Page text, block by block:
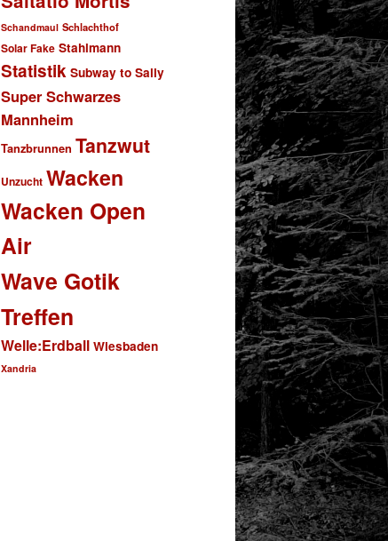
Schandmaul Schlachthof
Solar Fake Stahlmann
Statistik Subway to Sally
Super Schwarzes
Mannheim
Tanzbrunnen Tanzwut
Unzucht Wacken
Wacken Open
Air
Wave Gotik
Treffen
Welle:Erdball Wiesbaden
Xandria